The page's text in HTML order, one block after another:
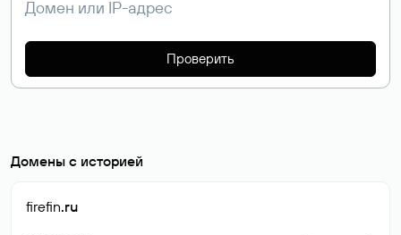
Проверить
Домены с историей
firefin.ru